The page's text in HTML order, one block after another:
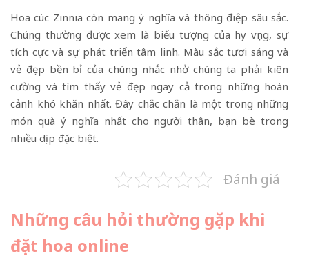
Hoa cúc Zinnia còn mang ý nghĩa và thông điệp sâu sắc.
Chúng thường được xem là biểu tượng của hy vọng, sự
tích cực và sự phát triển tâm linh. Màu sắc tươi sáng và
vẻ đẹp bền bỉ của chúng nhắc nhở chúng ta phải kiên
cường và tìm thấy vẻ đẹp ngay cả trong những hoàn
cảnh khó khăn nhất. Đây chắc chắn là một trong những
món quà ý nghĩa nhất cho người thân, bạn bè trong
nhiều dịp đặc biệt.
Đánh giá
Những câu hỏi thường gặp khi
đặt hoa online